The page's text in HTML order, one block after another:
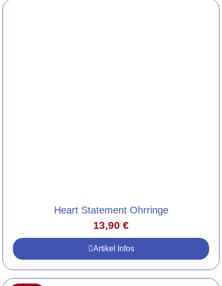
Heart Statement Ohrringe
13,90 €
Artikel Infos